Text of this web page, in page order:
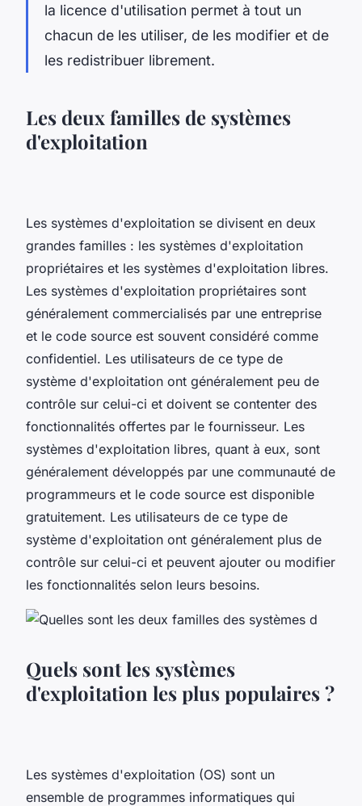
la licence d'utilisation permet à tout un
chacun de les utiliser, de les modifier et de
les redistribuer librement.
Les deux familles de systèmes
d'exploitation
Les systèmes d'exploitation se divisent en deux
grandes familles : les systèmes d'exploitation
propriétaires et les systèmes d'exploitation libres.
Les systèmes d'exploitation propriétaires sont
généralement commercialisés par une entreprise
et le code source est souvent considéré comme
confidentiel. Les utilisateurs de ce type de
système d'exploitation ont généralement peu de
contrôle sur celui-ci et doivent se contenter des
fonctionnalités offertes par le fournisseur. Les
systèmes d'exploitation libres, quant à eux, sont
généralement développés par une communauté de
programmeurs et le code source est disponible
gratuitement. Les utilisateurs de ce type de
système d'exploitation ont généralement plus de
contrôle sur celui-ci et peuvent ajouter ou modifier
les fonctionnalités selon leurs besoins.
Quels sont les systèmes
d'exploitation les plus populaires ?
Les systèmes d'exploitation (OS) sont un
ensemble de programmes informatiques qui